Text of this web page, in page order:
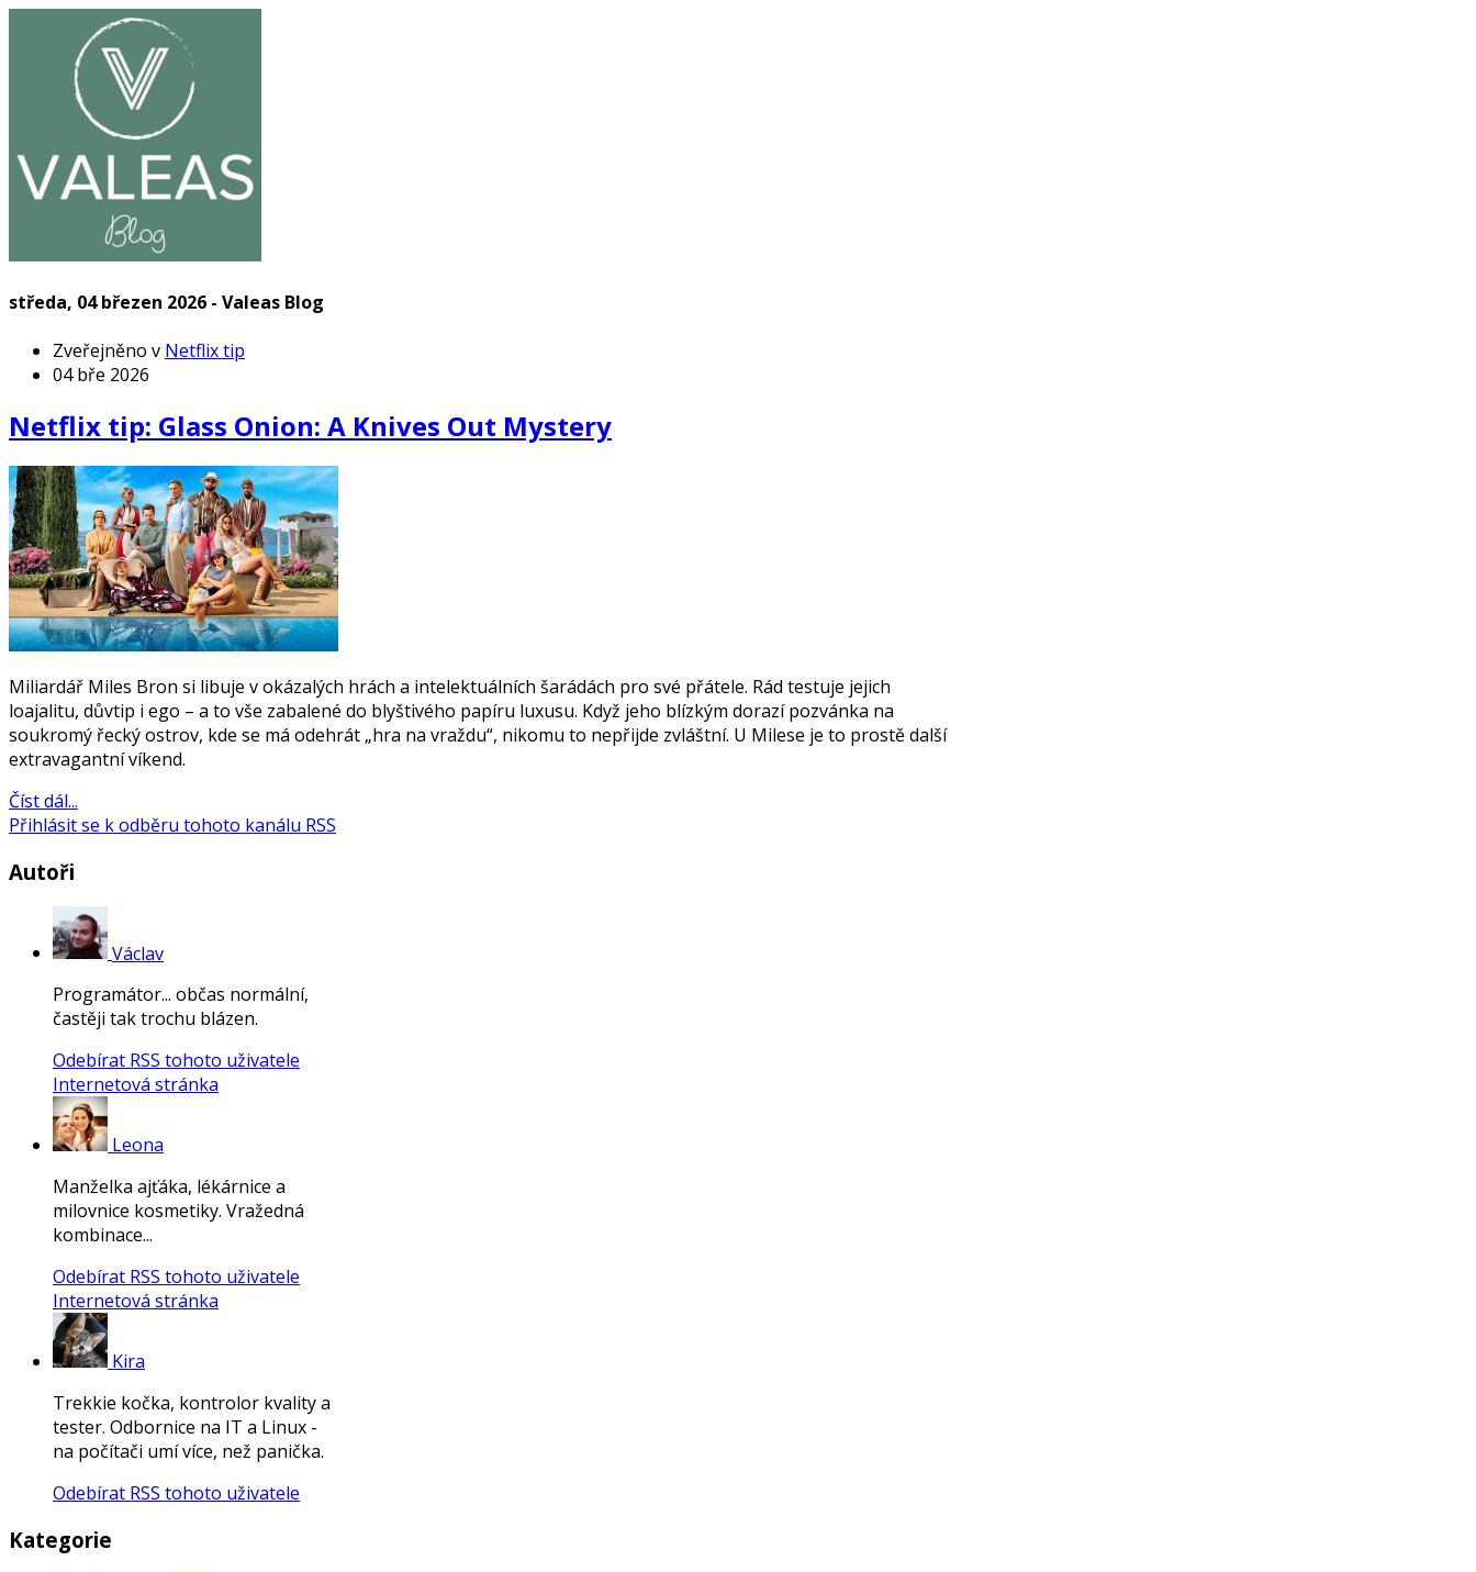
středa, 04 březen 2026 - Valeas Blog
Zveřejněno v Netflix tip
04 bře 2026
Netflix tip: Glass Onion: A Knives Out Mystery
Miliardář Miles Bron si libuje v okázalých hrách a intelektuálních šarádách pro své přátele. Rád testuje jejich
loajalitu, důvtip i ego – a to vše zabalené do blyštivého papíru luxusu. Když jeho blízkým dorazí pozvánka na
soukromý řecký ostrov, kde se má odehrát „hra na vraždu“, nikomu to nepřijde zvláštní. U Milese je to prostě další
extravagantní víkend.
Číst dál...
Přihlásit se k odběru tohoto kanálu RSS
Autoři
Václav
Programátor... občas normální,
častěji tak trochu blázen.
Odebírat RSS tohoto uživatele
Internetová stránka
Leona
Manželka ajťáka, lékárnice a
milovnice kosmetiky. Vražedná
kombinace...
Odebírat RSS tohoto uživatele
Internetová stránka
Kira
Trekkie kočka, kontrolor kvality a
tester. Odbornice na IT a Linux -
na počítači umí více, než panička.
Odebírat RSS tohoto uživatele
Kategorie